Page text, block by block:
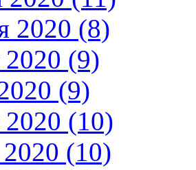
2020 (8)
2020 (9)
(9)
2020 (10)
2020 (10)